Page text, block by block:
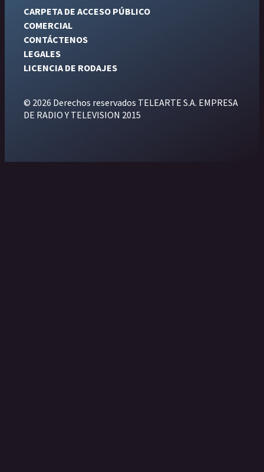
CARPETA DE ACCESO PÚBLICO
COMERCIAL
CONTÁCTENOS
LEGALES
LICENCIA DE RODAJES
© 2026 Derechos reservados TELEARTE S.A. EMPRESA
DE RADIO Y TELEVISION 2015